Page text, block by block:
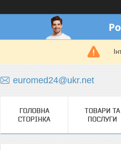
euromed24@ukr.net
ГОЛОВНА
СТОРІНКА
ТОВАРИ ТА
ПОСЛУГИ